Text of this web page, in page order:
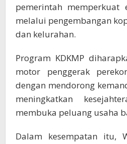
pemerintah memperkuat
melalui pengembangan
dan kelurahan.
Program KDKMP
motor penggerak
dengan mendorong
meningkatkan
membuka peluang usaha
Dalam kesempatan itu,